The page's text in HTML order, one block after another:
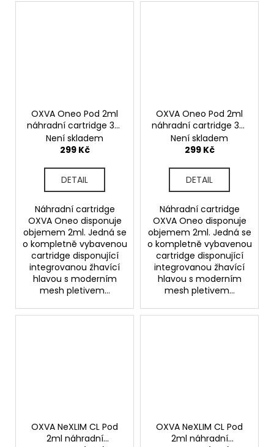
OXVA Oneo Pod 2ml
náhradní cartridge 3ks
odpor 0,6ohm
Není skladem
299 Kč
DETAIL
Náhradní cartridge
OXVA Oneo disponuje
objemem 2ml. Jedná se
o kompletně vybavenou
cartridge disponující
integrovanou žhavící
hlavou s moderním
mesh pletivem...
OXVA Oneo Pod 2ml
náhradní cartridge 3ks
odpor 0,8ohm
Není skladem
299 Kč
DETAIL
Náhradní cartridge
OXVA Oneo disponuje
objemem 2ml. Jedná se
o kompletně vybavenou
cartridge disponující
integrovanou žhavící
hlavou s moderním
mesh pletivem...
OXVA NeXLIM CL Pod
2ml náhradní
OXVA NeXLIM CL Pod
2ml náhradní